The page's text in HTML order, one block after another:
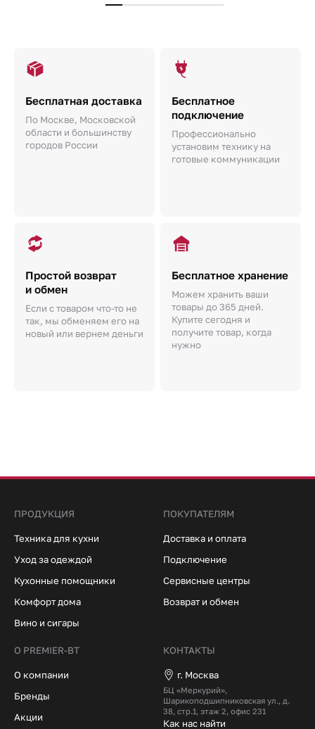
Бесплатная доставка
По Москве, Московской
области и большинству
городов России
Бесплатное
подключение
Профессионально
установим технику на
готовые коммуникации
Простой возврат
и обмен
Если с товаром что-то не
так, мы обменяем его на
новый или вернем деньги
Бесплатное хранение
Можем хранить ваши
товары до 365 дней.
Купите сегодня и
получите товар, когда
нужно
ПРОДУКЦИЯ
Техника для кухни
Уход за одеждой
Кухонные помощники
Комфорт дома
Вино и сигары
ПОКУПАТЕЛЯМ
Доставка и оплата
Подключение
Сервисные центры
Возврат и обмен
О PREMIER-BT
О компании
Бренды
Акции
КОНТАКТЫ
г. Москва
БЦ «Меркурий»,
Шарикоподшипниковская ул., д.
38, стр.1, этаж 2, офис 231
Как нас найти